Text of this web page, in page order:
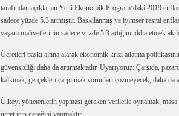
tarafından açıklanan Yeni Ekonomik Program’daki 2019
sadece yüzde 5.3 artmıştır. Baskılanmış ve iyimser resmi
yaşam maliyetlerinin sadece yüzde 5.3 artığını iddia etmek
Ücretleri baskı altına alarak ekonomik krizi atlatma
güvensizliği daha da artırmaktadır. Uyarıyoruz: Çarşıda,
kalkmak, gerçekleri çarpıtmak sorunları çözmeyecek, daha da
Ülkeyi yönetenlerin yapması gereken verilerle oynamak,
ücret için gereğini yapmaktır.